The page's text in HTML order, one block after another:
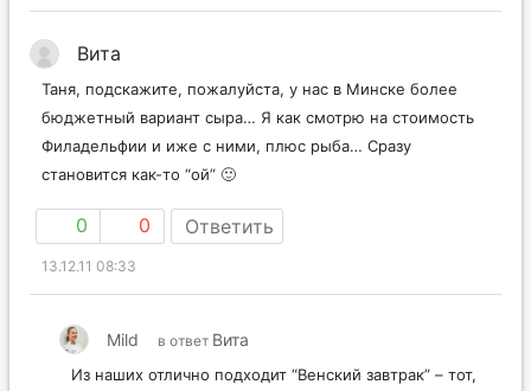
Вита
Таня, подскажите, пожалуйста, у нас в Минске более
бюджетный вариант сыра… Я как смотрю на стоимость
Филадельфии и иже с ними, плюс рыба… Сразу
становится как-то “ой” 🙂
0 0 Ответить
13.12.11 08:33
Mild в ответ Вита
Из наших отлично подходит “Венский завтрак” – тот,